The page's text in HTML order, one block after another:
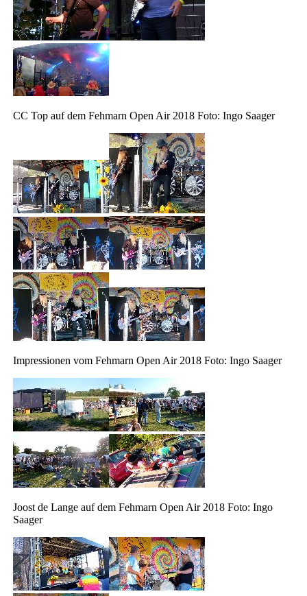
CC Top auf dem Fehmarn Open Air 2018 Foto: Ingo Saager
Impressionen vom Fehmarn Open Air 2018 Foto: Ingo Saager
Joost de Lange auf dem Fehmarn Open Air 2018 Foto: Ingo
Saager